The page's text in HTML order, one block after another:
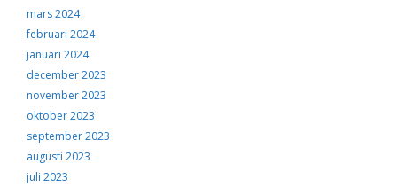
mars 2024
februari 2024
januari 2024
december 2023
november 2023
oktober 2023
september 2023
augusti 2023
juli 2023